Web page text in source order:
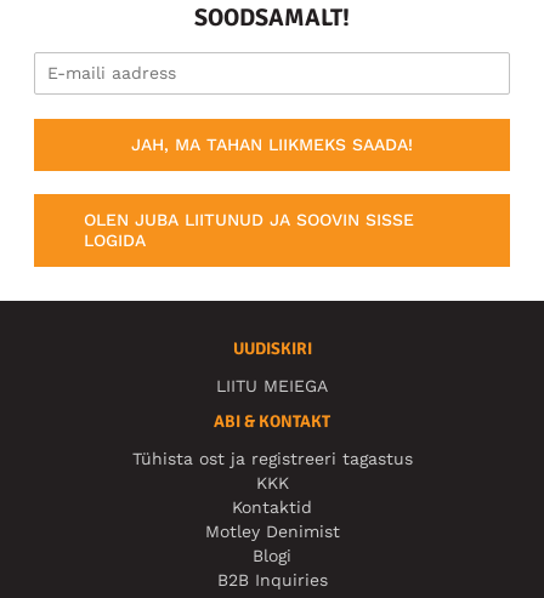
SOODSAMALT!
JAH, MA TAHAN LIIKMEKS SAADA!
OLEN JUBA LIITUNUD JA SOOVIN SISSE
LOGIDA
UUDISKIRI
LIITU MEIEGA
ABI & KONTAKT
Tühista ost ja registreeri tagastus
KKK
Kontaktid
Motley Denimist
Blogi
B2B Inquiries